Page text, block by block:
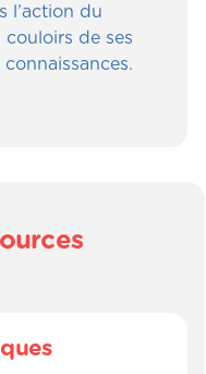
l’action du
de ses